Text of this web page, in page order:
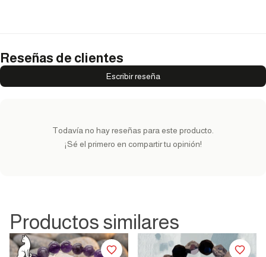
Reseñas de clientes
Escribir reseña
Todavía no hay reseñas para este producto.
¡Sé el primero en compartir tu opinión!
Productos similares